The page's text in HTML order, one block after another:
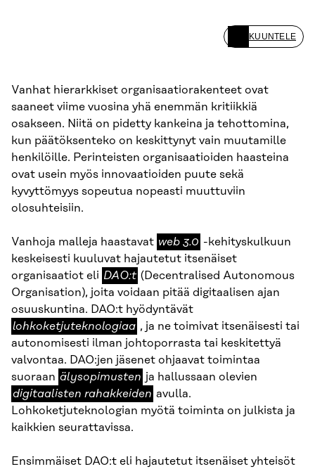
KUUNTELE
Vanhat hierarkkiset organisaatiorakenteet ovat
saaneet viime vuosina yhä enemmän kritiikkiä
osakseen. Niitä on pidetty kankeina ja tehottomina,
kun päätöksenteko on keskittynyt vain muutamille
henkilöille. Perinteisten organisaatioiden haasteina
ovat usein myös innovaatioiden puute sekä
kyvyttömyys sopeutua nopeasti muuttuviin
olosuhteisiin.
Vanhoja malleja haastavat web
3.0
web 3.0 -kehityskulkuun
keskeisesti kuuluvat hajautetut itsenäiset
organisaatiot eli DAO:t
DAO:t (Decentralised Autonomous
Organisation), joita voidaan pitää digitaalisen ajan
osuuskuntina. DAO:t hyödyntävätlohkoketjuteknologiaa
lohkoketjuteknologiaa , ja ne toimivat itsenäisesti tai
autonomisesti ilman johtoporrasta tai keskitettyä
valvontaa. DAO:jen jäsenet ohjaavat toimintaa
suoraan älysopimusten
älysopimusten ja hallussaan olevien
digitaalisten rahakkeiden avulla.
Lohkoketjuteknologian myötä toiminta on julkista ja
kaikkien seurattavissa.
Ensimmäiset DAO:t eli hajautetut itsenäiset yhteisöt